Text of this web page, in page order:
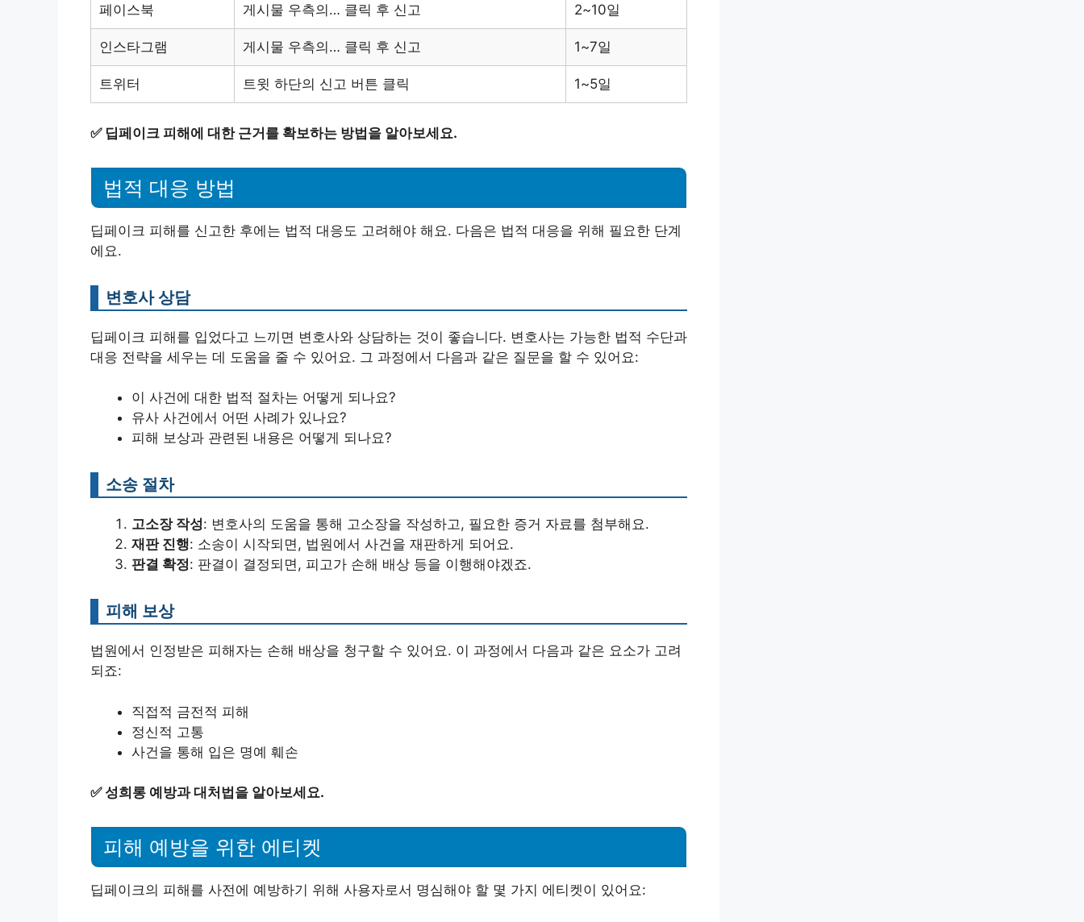
페이스북 게시물 우측의… 클릭 후 신고 2~10일
인스타그램 게시물 우측의… 클릭 후 신고 1~7일
트위터 트윗 하단의 신고 버튼 클릭 1~5일
✅ 딥페이크 피해에 대한 근거를 확보하는 방법을 알아보세요.
법적 대응 방법
딥페이크 피해를 신고한 후에는 법적 대응도 고려해야 해요. 다음은 법적 대응을 위해 필요한 단계
에요.
변호사 상담
딥페이크 피해를 입었다고 느끼면 변호사와 상담하는 것이 좋습니다. 변호사는 가능한 법적 수단과
대응 전략을 세우는 데 도움을 줄 수 있어요. 그 과정에서 다음과 같은 질문을 할 수 있어요:
이 사건에 대한 법적 절차는 어떻게 되나요?
유사 사건에서 어떤 사례가 있나요?
피해 보상과 관련된 내용은 어떻게 되나요?
소송 절차
고소장 작성: 변호사의 도움을 통해 고소장을 작성하고, 필요한 증거 자료를 첨부해요.
재판 진행: 소송이 시작되면, 법원에서 사건을 재판하게 되어요.
판결 확정: 판결이 결정되면, 피고가 손해 배상 등을 이행해야겠죠.
피해 보상
법원에서 인정받은 피해자는 손해 배상을 청구할 수 있어요. 이 과정에서 다음과 같은 요소가 고려
되죠:
직접적 금전적 피해
정신적 고통
사건을 통해 입은 명예 훼손
✅성희롱 예방과 대처법을 알아보세요.
피해 예방을 위한 에티켓
딥페이크의 피해를 사전에 예방하기 위해 사용자로서 명심해야 할 몇 가지 에티켓이 있어요: